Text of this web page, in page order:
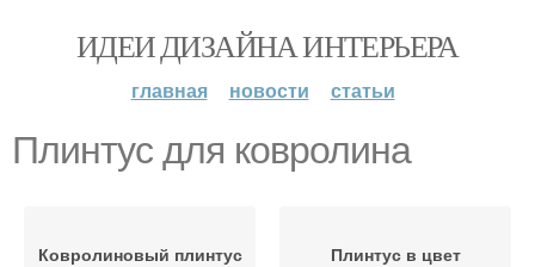
ИДЕИ ДИЗАЙНА ИНТЕРЬЕРА
главная новости статьи
Плинтус для ковролина
Ковролиновый плинтус Плинтус в цвет